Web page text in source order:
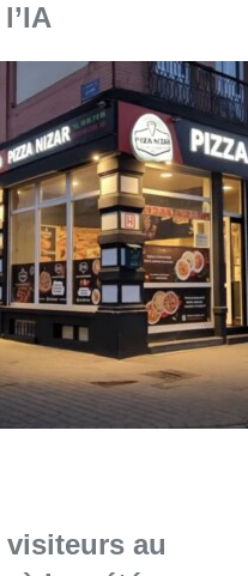
"Pizza Nizar: un coup de
visiteurs au
à la météo